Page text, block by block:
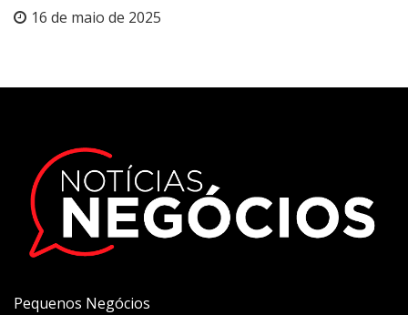
16 de maio de 2025
Pequenos Negócios